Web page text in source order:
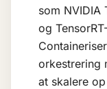
som NVIDIA
og
orkestrering
at skalere